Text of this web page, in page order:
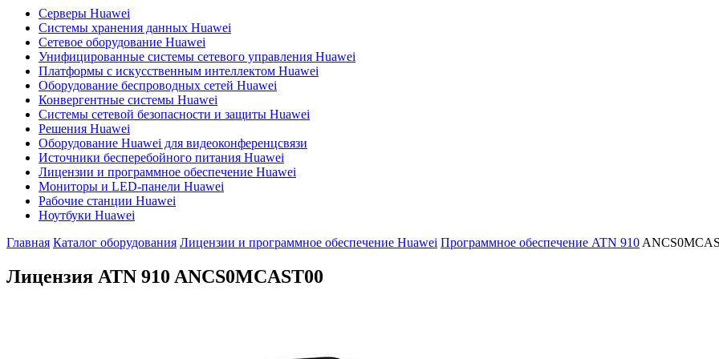
Серверы Huawei
Системы хранения данных Huawei
Сетевое оборудование Huawei
Унифицированные системы сетевого управления Huawei
Платформы с искусственным интеллектом Huawei
Оборудование беспроводных сетей Huawei
Конвергентные системы Huawei
Системы сетевой безопасности и защиты Huawei
Решения Huawei
Оборудование Huawei для видеоконференцсвязи
Источники бесперебойного питания Huawei
Лицензии и программное обеспечение Huawei
Мониторы и LED-панели Huawei
Рабочие станции Huawei
Ноутбуки Huawei
Главная Каталог оборудования Лицензии и программное обеспечение Huawei Программное обеспечение ATN 910
Лицензия ATN 910 ANCS0MCAST00